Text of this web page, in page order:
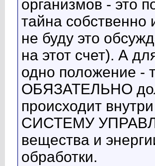
организмов - это
тайна собственно
не буду это
на этот счет). А
одно положение -
ОБЯЗАТЕЛЬНО
происходит
СИСТЕМУ
вещества и
обработки.